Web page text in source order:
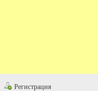
Регистрация